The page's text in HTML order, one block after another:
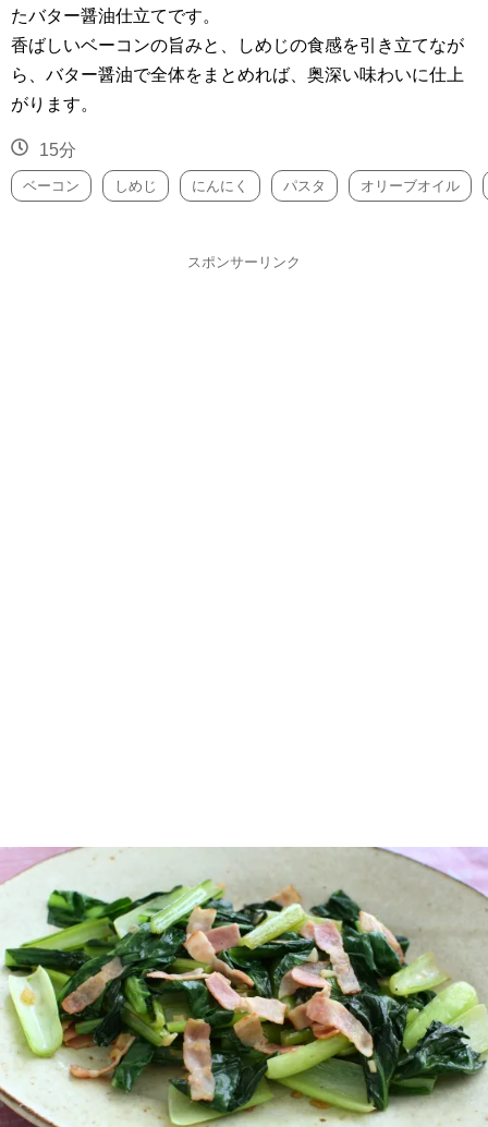
たバター醤油仕立てです。
香ばしいベーコンの旨みと、しめじの食感を引き立てなが
ら、バター醤油で全体をまとめれば、奥深い味わいに仕上
がります。
15分
ベーコン しめじ にんにく パスタ オリーブオイル
スポンサーリンク